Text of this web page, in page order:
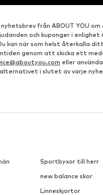
från ABOUT YOU om
och kuponger i enlighet
kan när som helst återkalla
genom att skicka ett
eller använda
i slutet av varje
Sportbyxor till herr
new balance skor
Linneskjortor